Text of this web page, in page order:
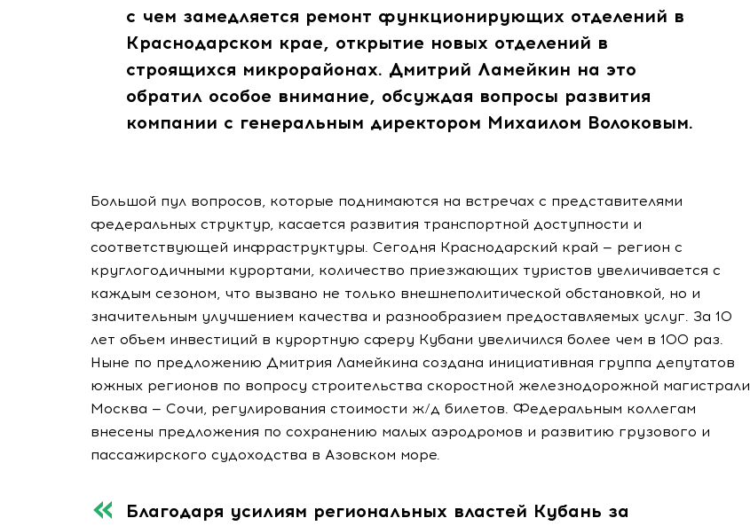
с чем замедляется ремонт функционирующих отделений в
Краснодарском крае, открытие новых отделений в
строящихся микрорайонах. Дмитрий Ламейкин на это
обратил особое внимание, обсуждая вопросы развития
компании с генеральным директором Михаилом Волоковым.
Большой пул вопросов, которые поднимаются на встречах с представителями
федеральных структур, касается развития транспортной доступности и
соответствующей инфраструктуры. Сегодня Краснодарский край — регион с
круглогодичными курортами, количество приезжающих туристов увеличивается с
каждым сезоном, что вызвано не только внешнеполитической обстановкой, но и
значительным улучшением качества и разнообразием предоставляемых услуг. За 10
лет объем инвестиций в курортную сферу Кубани увеличился более чем в 100 раз.
Ныне по предложению Дмитрия Ламейкина создана инициативная группа депутатов
южных регионов по вопросу строительства скоростной железнодорожной магистрали
Москва — Сочи, регулирования стоимости ж/д билетов. Федеральным коллегам
внесены предложения по сохранению малых аэродромов и развитию грузового и
пассажирского судоходства в Азовском море.
Благодаря усилиям региональных властей Кубань за